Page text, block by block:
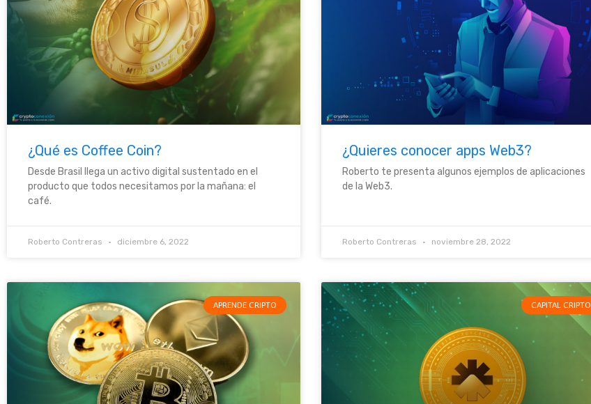
¿Qué es Coffee Coin?
Desde Brasil llega un activo digital sustentado en el
producto que todos necesitamos por la mañana: el
café.
Roberto Contreras diciembre 6, 2022
¿Quieres conocer apps Web3?
Roberto te presenta algunos ejemplos de aplicaciones
de la Web3.
Roberto Contreras noviembre 28, 2022
APRENDE CRIPTO CAPITAL CRIPTO